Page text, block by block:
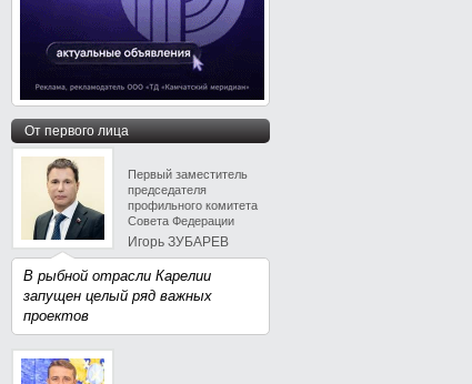
От первого лица
Первый заместитель
председателя
профильного комитета
Совета Федерации
Игорь ЗУБАРЕВ
В рыбной отрасли Карелии
запущен целый ряд важных
проектов